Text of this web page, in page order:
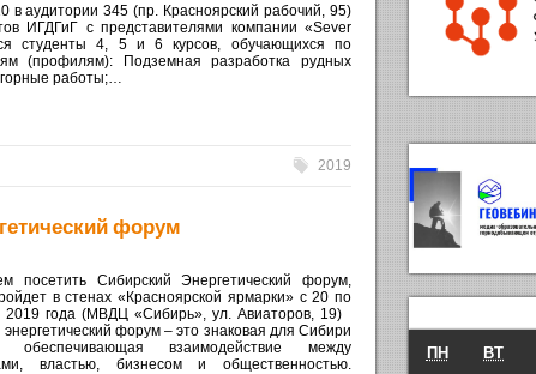
в аудитории 345 (пр. Красноярский рабочий, 95)
ИГДГиГ с представителями компании «Sever
студенты 4, 5 и 6 курсов, обучающихся по
(профилям): Подземная разработка рудных
работы;…
2019
форум
посетить Сибирский Энергетический форум,
в стенах «Красноярской ярмарки» с 20 по
2019 года (МВДЦ «Сибирь», ул. Авиаторов, 19)
форум – это знаковая для Сибири
обеспечивающая взаимодействие между
властью, бизнесом и общественностью.
ПН ВТ